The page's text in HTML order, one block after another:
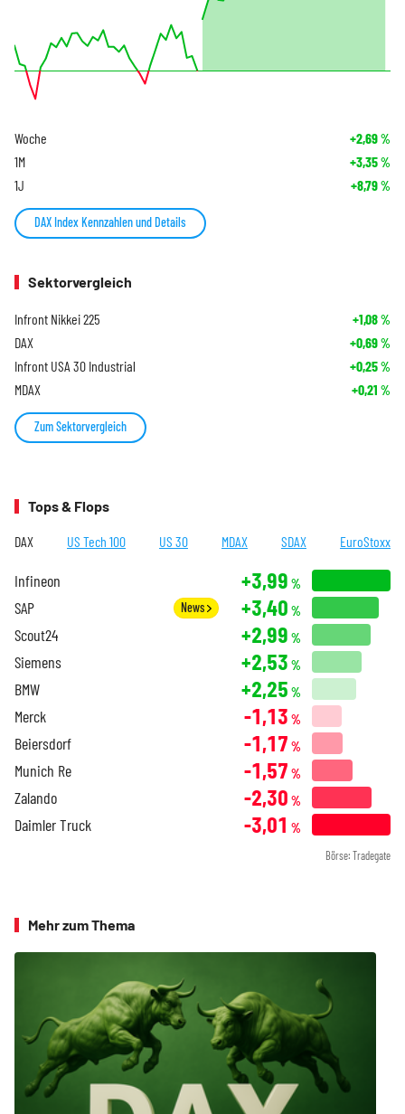
Woche +2,69%
1M +3,35%
1J +8,79%
DAX Index Kennzahlen und Details
Sektorvergleich
Infront Nikkei 225 +1,08%
DAX +0,69%
Infront USA 30 Industrial +0,25%
MDAX +0,21 %
Zum Sektorvergleich
Tops & Flops
DAX US Tech 100 US 30 MDAX SDAX EuroStoxx
Infineon +3,99 %
SAP News +3,40 %
Scout24 +2,99 %
Siemens +2,53 %
BMW +2,25 %
Merck -1,13 %
Beiersdorf -1,17 %
Munich Re -1,57 %
Zalando -2,30 %
Daimler Truck -3,01 %
Börse: Tradegate
Mehr zum Thema